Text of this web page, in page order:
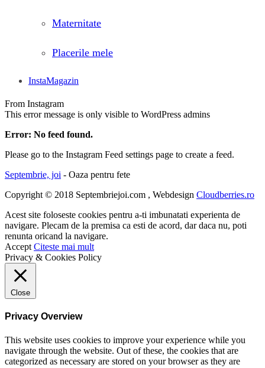
Maternitate
Placerile mele
InstaMagazin
From Instagram
This error message is only visible to WordPress admins
Error: No feed found.
Please go to the Instagram Feed settings page to create a feed.
Septembrie, joi - Oaza pentru fete
Copyright © 2018 Septembriejoi.com , Webdesign Cloudberries.ro
Acest site foloseste cookies pentru a-ti imbunatati experienta de
navigare. Plecam de la premisa ca esti de acord, dar daca nu, poti
renunta oricand la navigare.
Accept Citeste mai mult
Privacy & Cookies Policy
Close
Privacy Overview
This website uses cookies to improve your experience while you
navigate through the website. Out of these, the cookies that are
categorized as necessary are stored on your browser as they are